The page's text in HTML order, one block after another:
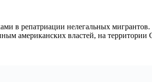
в репатриации нелегальных мигрантов.
американских властей, на